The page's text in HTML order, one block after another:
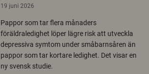
19 juni 2026
Pappor som tar flera månaders
föräldraledighet löper lägre risk att utveckla
depressiva symtom under småbarnsåren än
pappor som tar kortare ledighet. Det visar en
ny svensk studie.